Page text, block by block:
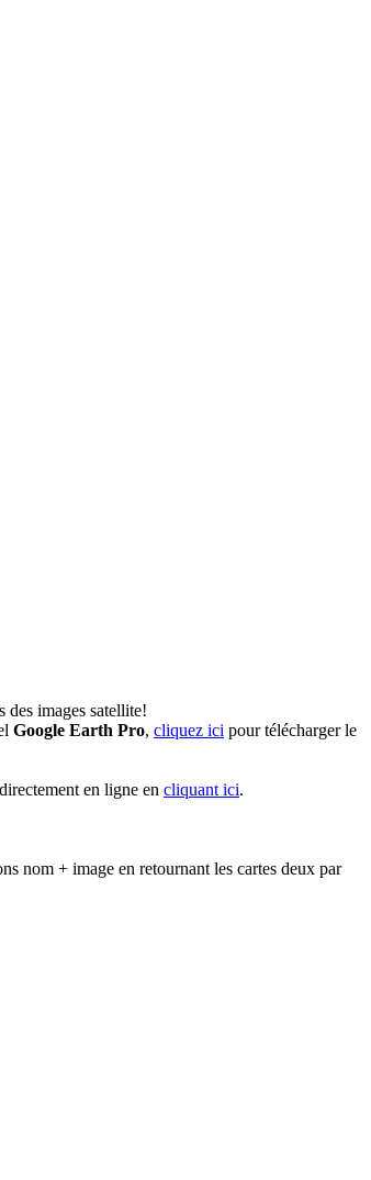
images satellite!
Google Earth Pro, cliquez ici pour télécharger le
directement en ligne en cliquant ici.
nom + image en retournant les cartes deux par